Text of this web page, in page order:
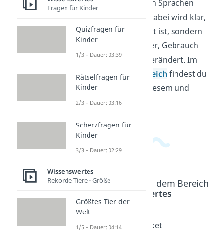
Unterschiede zwischen Sprachen
oder Sprachformen. Dabei wird klar,
dass Sprache nicht fest ist, sondern
sich durch neue Wörter, Gebrauch
und Wandel ständig verändert. Im
Allgemeinwissensbereich findest du
passende Videos zu diesem und
verwandten Themen.
Beliebte Inhalte aus dem Bereich
Wissenswertes
Welche Hobbys
Bucket
Fragen für Kinder
Quizfragen für
Kinder
1/3 – Dauer: 03:39
Rätselfragen für
Kinder
2/3 – Dauer: 03:16
Scherzfragen für
Kinder
3/3 – Dauer: 02:29
Wissenswertes
Rekorde Tiere - Größe
Größtes Tier der
Welt
1/5 – Dauer: 04:14